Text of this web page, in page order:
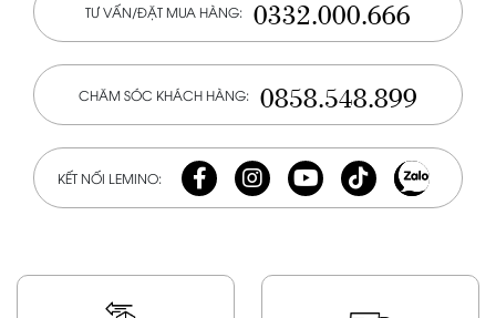
TƯ VẤN/ĐẶT MUA HÀNG: 0332.000.666
CHĂM SÓC KHÁCH HÀNG: 0858.548.899
KẾT NỐI LEMINO: